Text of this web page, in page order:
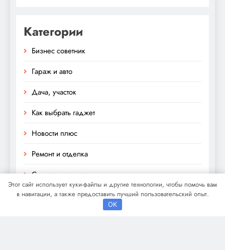
Категории
Бизнес советник
Гараж и авто
Дача, участок
Как выбрать гаджет
Новости плюс
Ремонт и отделка
Строим дом сами
Этот сайт использует куки-файлы и другие технологии, чтобы помочь вам
в навигации, а также предоставить лучший пользовательский опыт.
OK